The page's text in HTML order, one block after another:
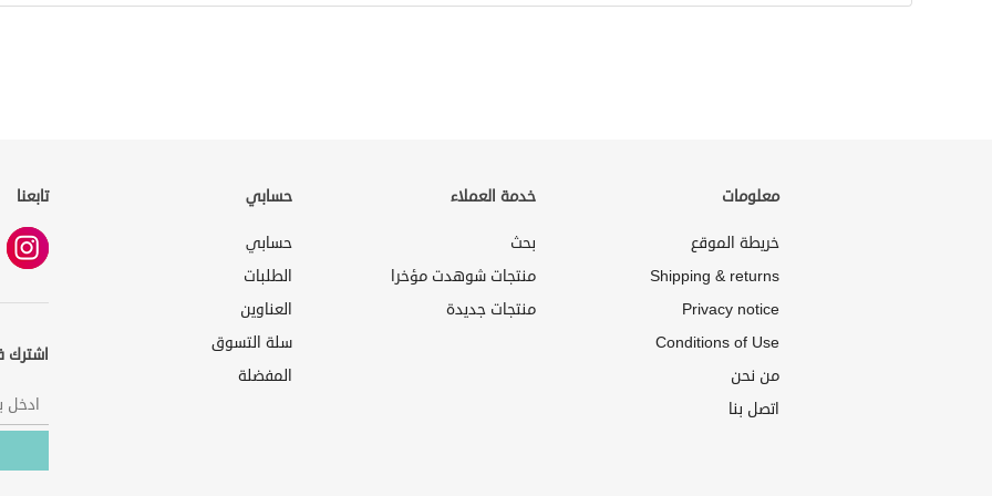
معلومات
خريطة الموقع
Shipping & returns
Privacy notice
Conditions of Use
من نحن
اتصل بنا
خدمة العملاء
بحث
منتجات شوهدت مؤخرا
منتجات جديدة
حسابي
حسابي
الطلبات
العناوين
سلة التسوق
المفضلة
تابعنا
اشترك